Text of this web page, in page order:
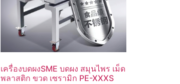
เครื่องบดผงSME บดผง สมุนไพร เม็ด
พลาสติก ขวด เซรามิก PE-XXXS